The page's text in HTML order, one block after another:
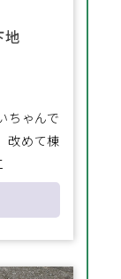
地
ちゃんで
改めて棟